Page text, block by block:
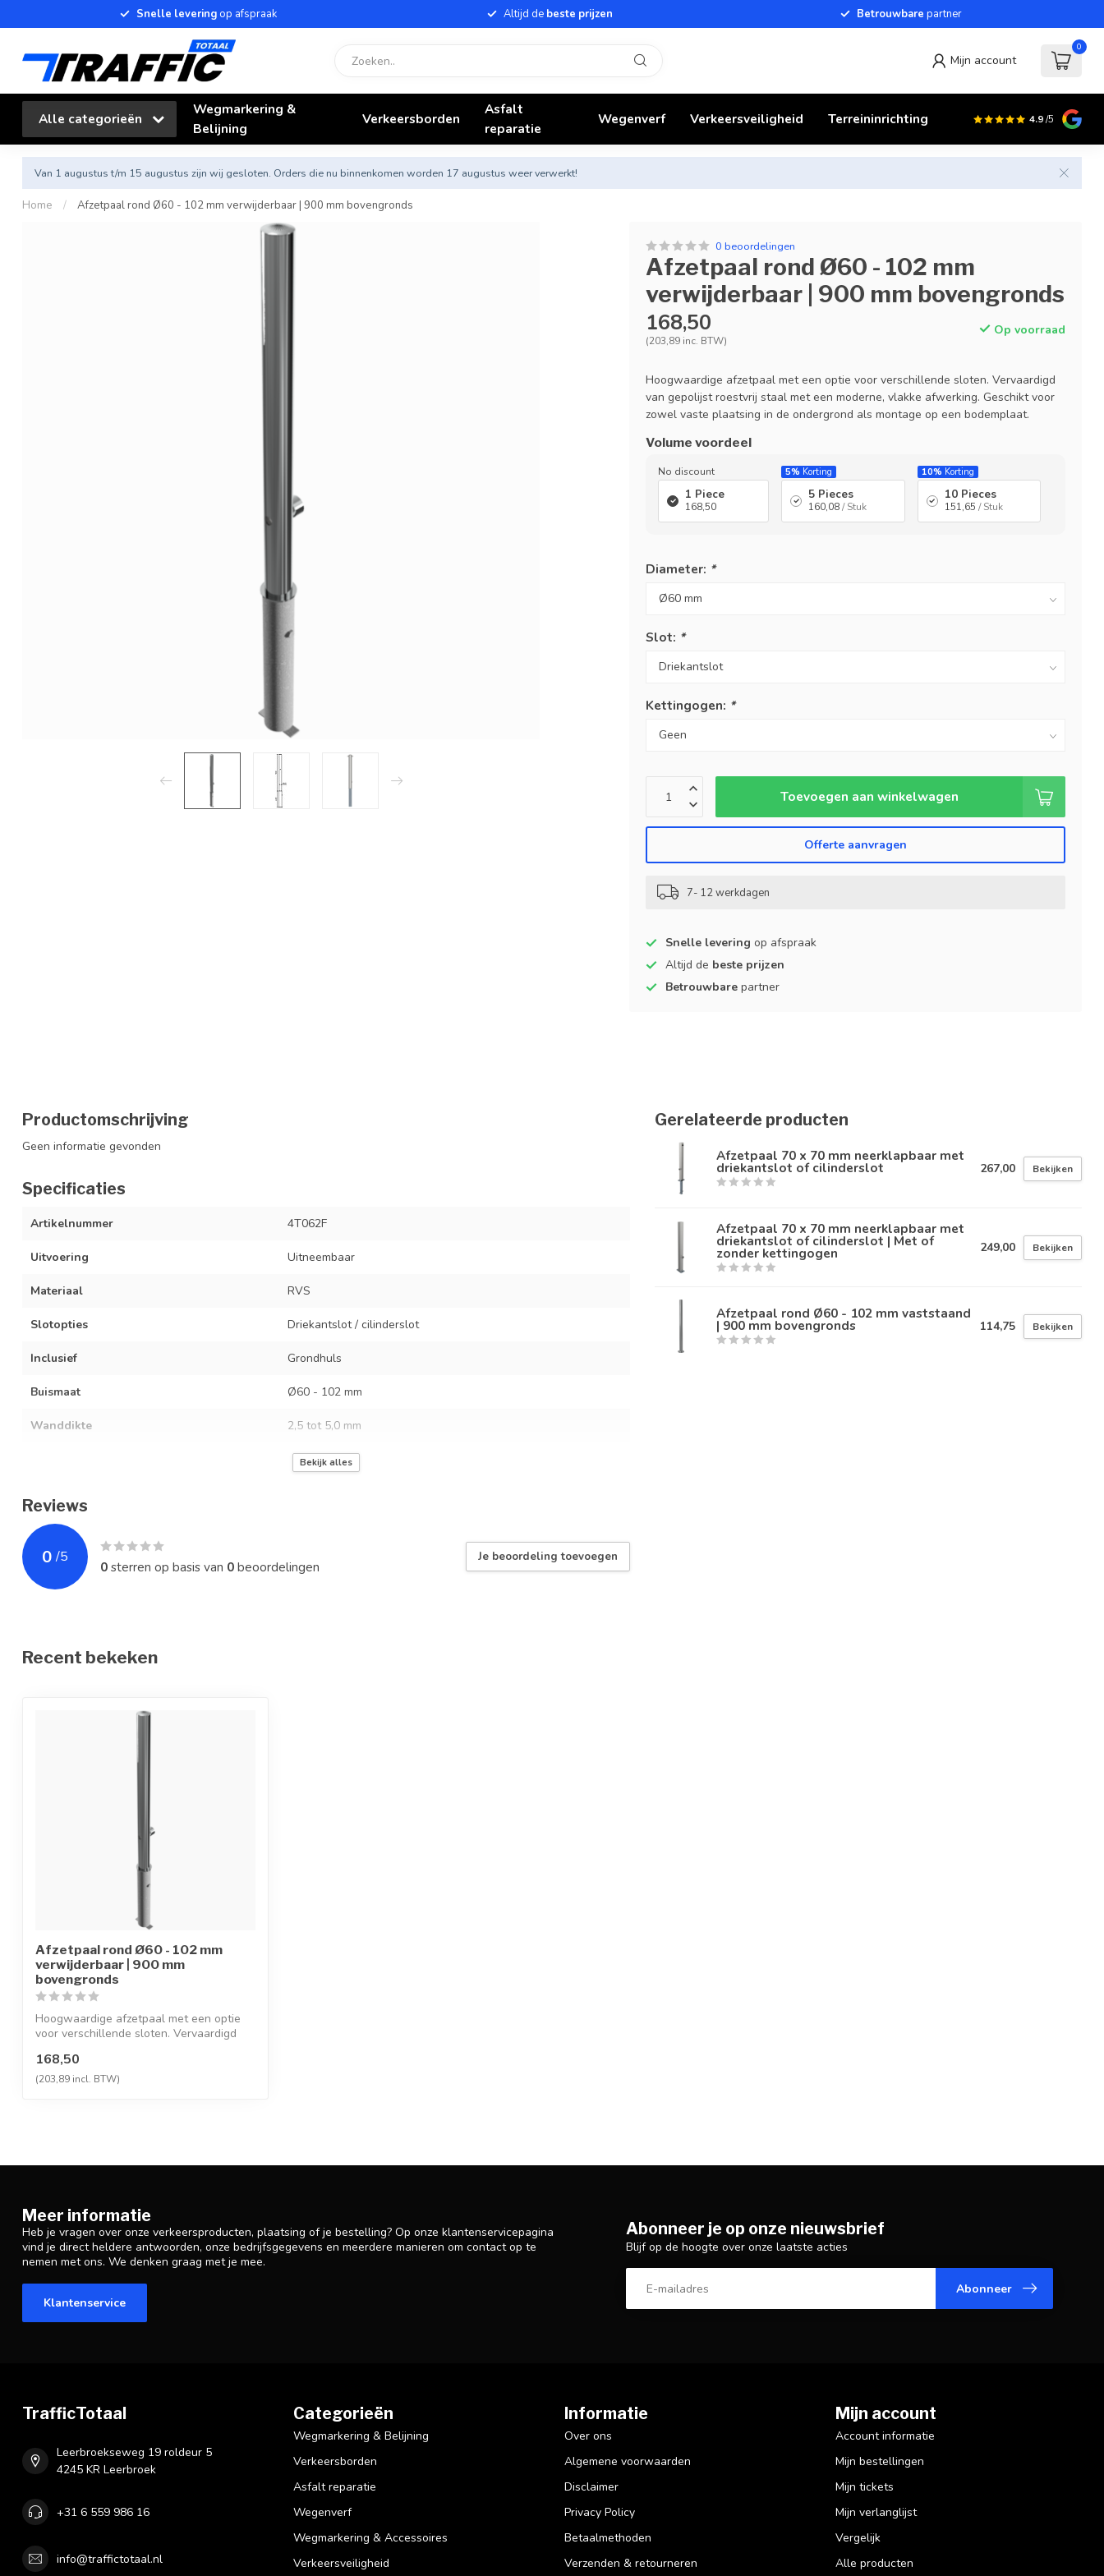
Snelle leveringop afspraak Altijd de beste prijzen Betrouwbare partner
Mijn account
0
Alle categorieën
Wegmarkering &
Belijning
Verkeersborden
Asfalt
reparatie
Wegenverf Verkeersveiligheid Terreininrichting 4.9/5
Van 1 augustus t/m 15 augustus zijn wij gesloten. Orders die nu binnenkomen worden 17 augustus weer verwerkt!
Home / Afzetpaal rond Ø60 - 102 mm verwijderbaar | 900 mm bovengronds
0 beoordelingen
Afzetpaal rond Ø60 - 102 mm
verwijderbaar | 900 mm bovengronds
168,50
(203,89 inc. BTW)
Op voorraad
Hoogwaardige afzetpaal met een optie voor verschillende sloten. Vervaardigd
van gepolijst roestvrij staal met een moderne, vlakke afwerking. Geschikt voor
zowel vaste plaatsing in de ondergrond als montage op een bodemplaat.
Volume voordeel
No discount
1 Piece
168,50
5% Korting
5 Pieces
160,08 / Stuk
10% Korting
10 Pieces
151,65 / Stuk
Diameter: *
Slot: *
Kettingogen: *
Toevoegen aan winkelwagen
Offerte aanvragen
7- 12 werkdagen
Snelle levering op afspraak
Altijd de beste prijzen
Betrouwbare partner
Productomschrijving
Geen informatie gevonden
Specificaties
Artikelnummer 4T062F
Uitvoering Uitneembaar
Materiaal RVS
Slotopties Driekantslot / cilinderslot
Inclusief Grondhuls
Buismaat Ø60 - 102 mm
Wanddikte 2,5 tot 5,0 mm
7 tot 12 kg
Montagewijze
Bekijk alles
Reviews
0 /5
0sterren op basis van 0beoordelingen
Je beoordeling toevoegen
Gerelateerde producten
Afzetpaal 70 x 70 mm neerklapbaar met
driekantslot of cilinderslot 267,00 Bekijken
Afzetpaal 70 x 70 mm neerklapbaar met
driekantslot of cilinderslot | Met of
zonder kettingogen 249,00 Bekijken
Afzetpaal rond Ø60 - 102 mm vaststaand
| 900 mm bovengronds 114,75 Bekijken
Recent bekeken
Afzetpaal rond Ø60 - 102 mm
verwijderbaar | 900 mm
bovengronds
Hoogwaardige afzetpaal met een optie
voor verschillende sloten. Vervaardigd
168,50
(203,89 incl. BTW)
Meer informatie
Heb je vragen over onze verkeersproducten, plaatsing of je bestelling? Op onze klantenservicepagina
vind je direct heldere antwoorden, onze bedrijfsgegevens en meerdere manieren om contact op te
nemen met ons. We denken graag met je mee.
Klantenservice
Abonneer je op onze nieuwsbrief
Blijf op de hoogte over onze laatste acties
Abonneer
TrafficTotaal
Leerbroekseweg 19 roldeur 5
4245 KR Leerbroek
+31 6 559 986 16
info@traffictotaal.nl
Categorieën
Wegmarkering & Belijning
Verkeersborden
Asfalt reparatie
Wegenverf
Wegmarkering & Accessoires
Verkeersveiligheid
Informatie
Over ons
Algemene voorwaarden
Disclaimer
Privacy Policy
Betaalmethoden
Verzenden & retourneren
Mijn account
Account informatie
Mijn bestellingen
Mijn tickets
Mijn verlanglijst
Vergelijk
Alle producten